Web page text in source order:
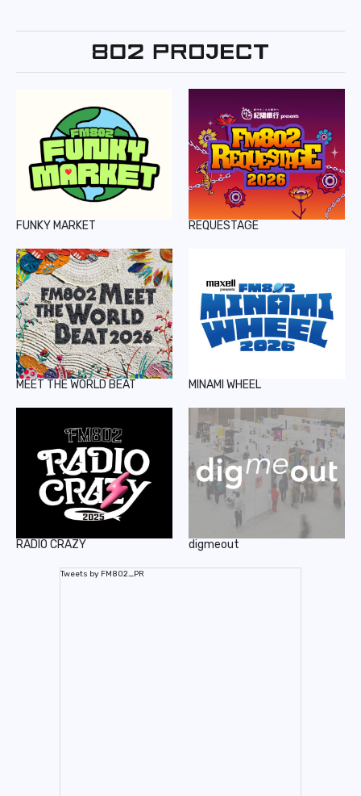
FUNKY MARKET REQUESTAGE
MEET THE WORLD BEAT MINAMI WHEEL
RADIO CRAZY digmeout
Tweets by FM802_PR